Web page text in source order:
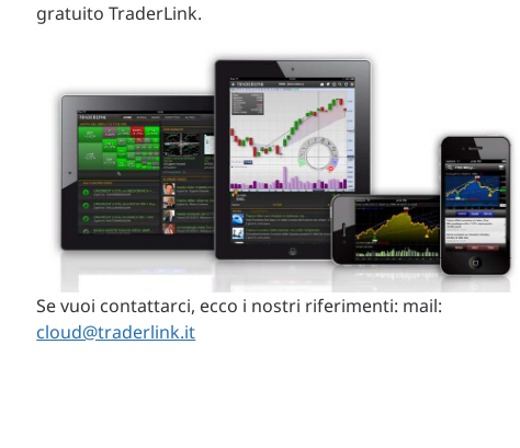
gratuito TraderLink.
Se vuoi contattarci, ecco i nostri riferimenti: mail:
cloud@traderlink.it